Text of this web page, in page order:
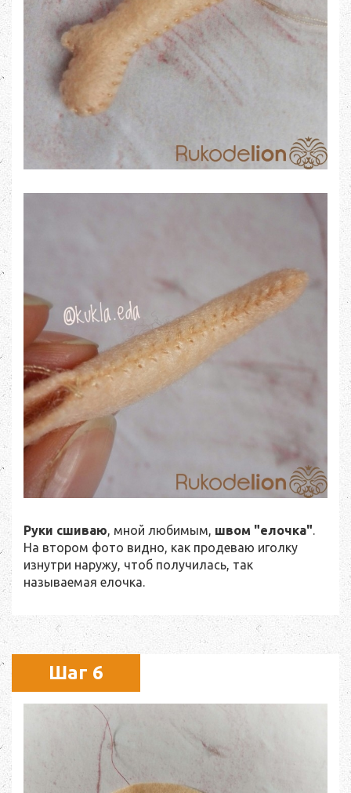
Руки сшиваю, мной любимым, швом "елочка".
На втором фото видно, как продеваю иголку
изнутри наружу, чтоб получилась, так
называемая елочка.
Шаг 6